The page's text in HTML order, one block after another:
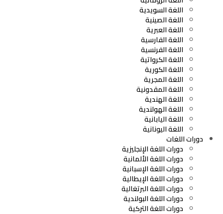
اللغة السويدية
اللغة الصينية
اللغة العبرية
اللغة الفارسية
اللغة الفرنسية
اللغة الكرواتية
اللغة الكورية
اللغة المجرية
اللغة المقدونية
اللغة الهندية
اللغة الهولندية
اللغة اليابانية
اللغة اليونانية
دورات اللغات
دورات اللغة الإنجليزية
دورات اللغة الألمانية
دورات اللغة الإسبانية
دورات اللغة الإيطالية
دورات اللغة البرتغالية
دورات اللغة البولندية
دورات اللغة التركية